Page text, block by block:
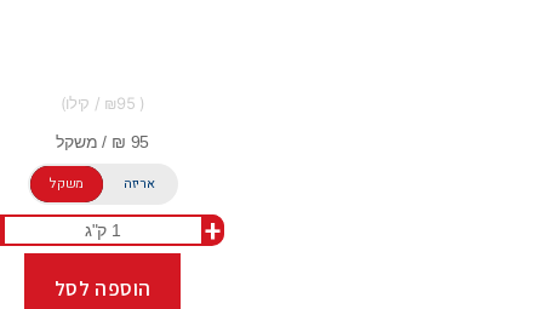
95
משקל אריזה
+
הוספה לסל